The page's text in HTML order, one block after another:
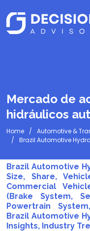
Mercado de
hidráulicos
Home
Automotive &
Brazil Automotive
Brazil Automotive
Size, Share,
Commercial
(Brake System,
Powertrain
Brazil Automotive
Insights, Industry